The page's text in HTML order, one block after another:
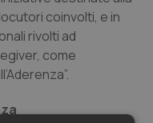
coinvolti, e in
rivolti ad
come